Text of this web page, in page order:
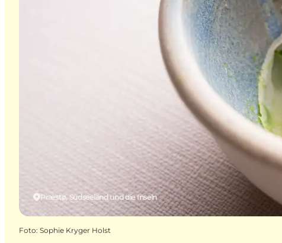
Præstø, Südseeland und die Inseln
Foto: Sophie Kryger Holst